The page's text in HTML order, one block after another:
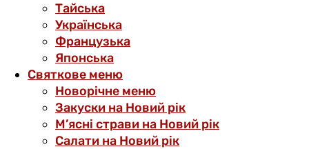
Тайська
Українська
Французька
Японська
Святкове меню
Новорічне меню
Закуски на Новий рік
М’ясні страви на Новий рік
Салати на Новий рік